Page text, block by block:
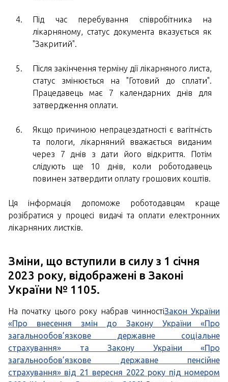
Під час перебування співробітника на
лікарняному, статус документа вказується як
"Закритий".
Після закінчення терміну дії лікарняного листа,
статус змінюється на "Готовий до сплати".
Працедавець має 7 календарних днів для
затвердження оплати.
Якщо причиною непрацездатності є вагітність
та пологи, лікарняний вважається виданим
через 7 днів з дати його відкриття. Потім
слідують ще 10 днів, коли роботодавець
повинен затвердити оплату грошових коштів.
Ця інформація допоможе роботодавцям краще
розібратися у процесі видачі та оплати електронних
лікарняних листків.
Зміни, що вступили в силу з 1 січня
2023 року, відображені в Законі
України № 1105.
На початку цього року набрав чинностіЗакон України
«Про внесення змін до Закону України «Про
загальнообов’язкове державне соціальне
страхування» та Закону України «Про
загальнообов’язкове державне пенсійне
страхування» від 21 вересня 2022 року під номером